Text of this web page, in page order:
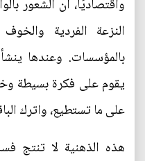
واقتصاديًا، أن الشعور
النزعة الفردية
بالمؤسسات. وعندها
يقوم على فكرة بسيطة
على ما تستطيع، واترك
هذه الذهنية لا تنتج